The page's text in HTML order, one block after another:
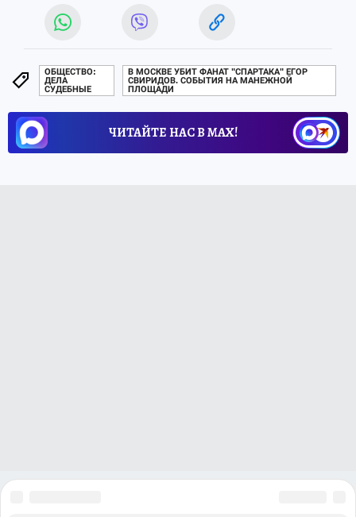
ОБЩЕСТВО:
ДЕЛА
СУДЕБНЫЕ
В МОСКВЕ УБИТ ФАНАТ "СПАРТАКА" ЕГОР
СВИРИДОВ. СОБЫТИЯ НА МАНЕЖНОЙ
ПЛОЩАДИ
ЧИТАЙТЕ НАС В МАХ!